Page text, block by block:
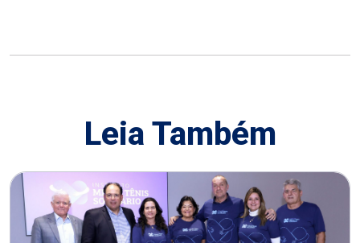
Leia Também